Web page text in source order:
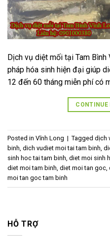
Dịch vụ diệt mối tại Tam
pháp hóa sinh hiện đại giúp
12 đến 60 tháng miễn phí có
CONTINUE
Posted in Vĩnh Long | Tagged dịch
binh, dich vudiet moi tai tam binh,
sinh hoc tai tam binh, diet moi sinh
diet moi tam binh, diet moi tan goc,
moi tan goc tam binh
HỖ TRỢ